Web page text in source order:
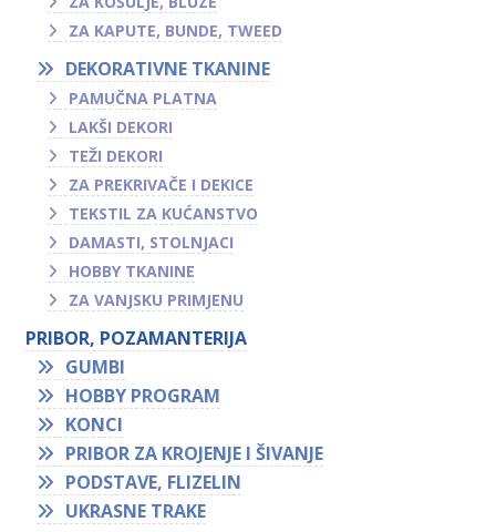
ZA KAPUTE, BUNDE, TWEED
DEKORATIVNE TKANINE
PAMUČNA PLATNA
LAKŠI DEKORI
TEŽI DEKORI
ZA PREKRIVAČE I DEKICE
TEKSTIL ZA KUĆANSTVO
DAMASTI, STOLNJACI
HOBBY TKANINE
ZA VANJSKU PRIMJENU
PRIBOR, POZAMANTERIJA
GUMBI
HOBBY PROGRAM
KONCI
PRIBOR ZA KROJENJE I ŠIVANJE
PODSTAVE, FLIZELIN
UKRASNE TRAKE